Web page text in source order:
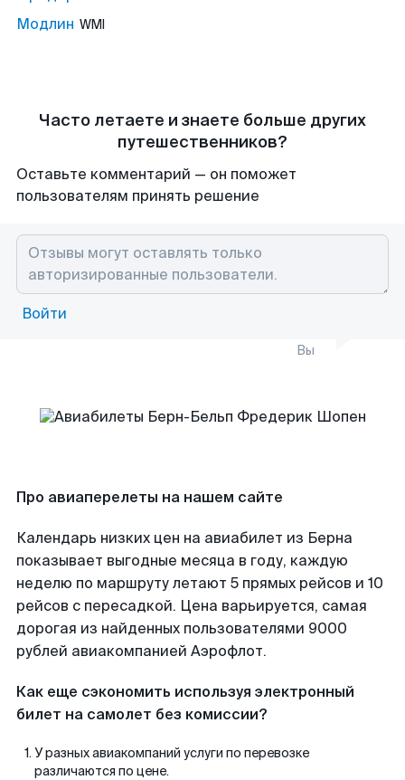
Модлин WMI
Часто летаете и знаете больше других
путешественников?
Оставьте комментарий — он поможет
пользователям принять решение
Войти
Вы
Про авиаперелеты на нашем сайте
Календарь низких цен на авиабилет из Берна
показывает выгодные месяца в году, каждую
неделю по маршруту летают 5 прямых рейсов и 10
рейсов с пересадкой. Цена варьируется, самая
дорогая из найденных пользователями 9000
рублей авиакомпанией Аэрофлот.
Как еще сэкономить используя электронный
билет на самолет без комиссии?
У разных авиакомпаний услуги по перевозке
различаются по цене.